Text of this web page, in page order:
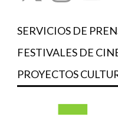
SERVICIOS DE
FESTIVALES DE
PROYECTOS